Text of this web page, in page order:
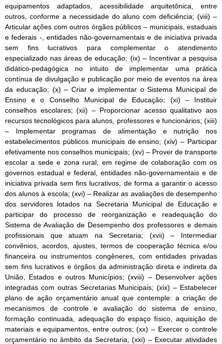
equipamentos adaptados, acessibilidade arquitetônica, entre
outros, conforme a necessidade do aluno com deficiência; (viii) –
Articular ações com outros órgãos públicos – municipais, estaduais
e federais -, entidades não-governamentais e de iniciativa privada
sem fins lucrativos para complementar o atendimento
especializado nas áreas de educação; (ix) – Incentivar a pesquisa
didático-pedagógica no intuito de implementar uma prática
contínua de divulgação e publicação por meio de eventos na área
da educação; (x) – Criar e implementar o Sistema Municipal de
Ensino e o Conselho Municipal de Educação; (xi) – Instituir
conselhos escolares; (xii) – Proporcionar acesso qualitativo aos
recursos tecnológicos para alunos, professores e funcionários; (xiii)
– Implementar programas de alimentação e nutrição nos
estabelecimentos públicos municipais de ensino; (xiv) – Participar
efetivamente nos conselhos municipais; (xv) – Prover de transporte
escolar a sede e zona rural, em regime de colaboração com os
governos estadual e federal, entidades não-governamentais e de
iniciativa privada sem fins lucrativos, de forma a garantir o acesso
dos alunos à escola; (xvi) – Realizar as avaliações de desempenho
dos servidores lotados na Secretaria Municipal de Educação e
participar do processo de reorganização e readequação do
Sistema de Avaliação de Desempenho dos professores e demais
profissionais que atuam na Secretaria; (xvii) – Intermediar
convênios, acordos, ajustes, termos de cooperação técnica e/ou
financeira ou instrumentos congêneres, com entidades privadas
sem fins lucrativos e órgãos da administração direta e indireta da
União, Estados e outros Municípios; (xviii) – Desenvolver ações
integradas com outras Secretarias Municipais; (xix) – Estabelecer
plano de ação orçamentário anual que contemple: a criação de
mecanismos de controle e avaliação do sistema de ensino,
formação continuada, adequação do espaço físico, aquisição de
materiais e equipamentos, entre outros; (xx) – Exercer o controle
orçamentário no âmbito da Secretaria; (xxi) – Executar atividades